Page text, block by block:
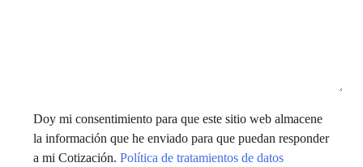
Doy mi consentimiento para que este sitio web almacene
la información que he enviado para que puedan responder
a mi Cotización. Política de tratamientos de datos